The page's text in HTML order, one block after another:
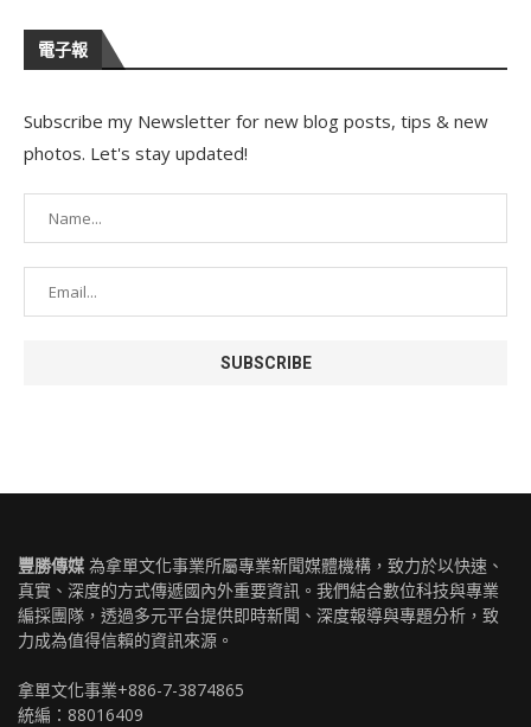
電子報
Subscribe my Newsletter for new blog posts, tips & new
photos. Let's stay updated!
豐勝傳媒 為拿單文化事業所屬專業新聞媒體機構，致力於以快速、
真實、深度的方式傳遞國內外重要資訊。我們結合數位科技與專業
編採團隊，透過多元平台提供即時新聞、深度報導與專題分析，致
力成為值得信賴的資訊來源。
拿單文化事業+886-7-3874865
統編：88016409